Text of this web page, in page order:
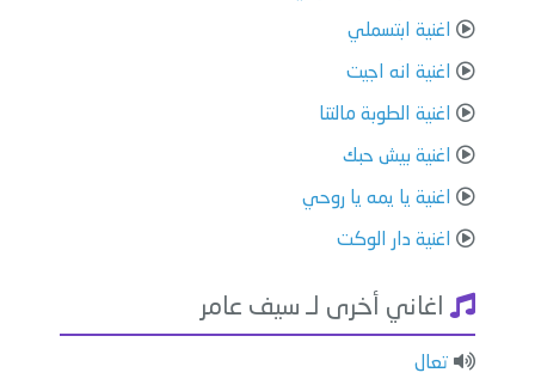
اغنية ابتسملي
اغنية انه اجيت
اغنية الطوبة مالتنا
اغنية بيش حبك
اغنية يا يمه يا روحي
اغنية دار الوكت
اغاني أخرى لـ سيف عامر
تعال